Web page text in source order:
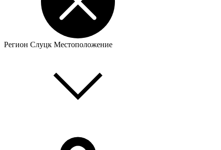
Регион Слуцк Местоположение